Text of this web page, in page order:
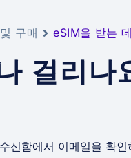
구매 eSIM을 받는
걸리나
신함에서 이메일을 확